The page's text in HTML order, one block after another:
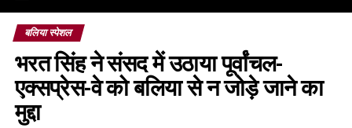
बलिया स्पेशल
भरत सिंह ने संसद में उठाया पूर्वांचल-
एक्सप्रेस-वे को बलिया से न जोड़े जाने का
मुद्दा